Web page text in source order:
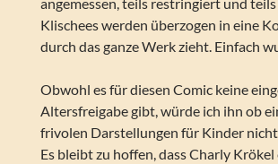
Klischees werden überzogen in eine
durch das ganze Werk zieht. Einfach
Obwohl es für diesen Comic keine
Altersfreigabe gibt, würde ich ihn ob
frivolen Darstellungen für Kinder
Es bleibt zu hoffen, dass Charly Krökel